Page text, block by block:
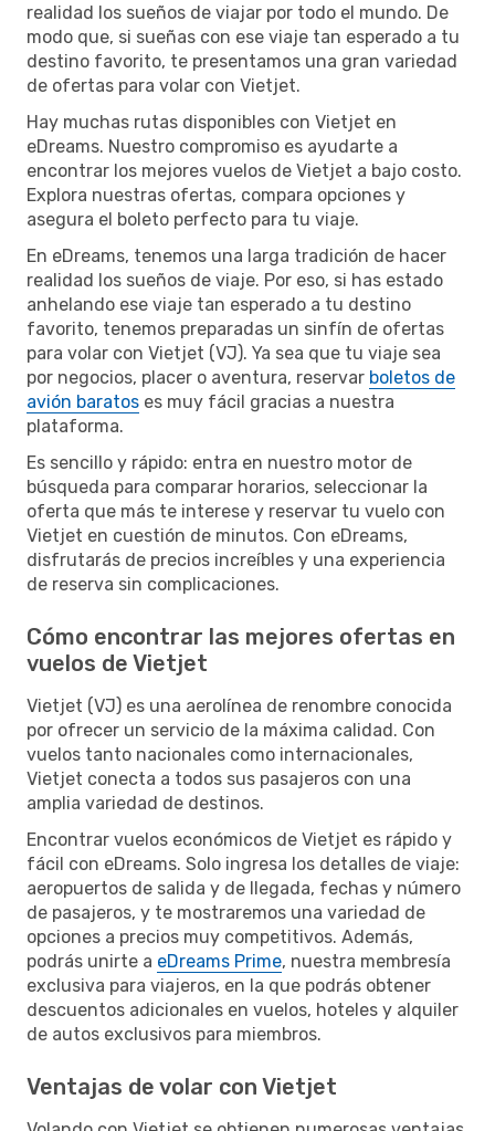
realidad los sueños de viajar por todo el mundo. De
modo que, si sueñas con ese viaje tan esperado a tu
destino favorito, te presentamos una gran variedad
de ofertas para volar con Vietjet.
Hay muchas rutas disponibles con Vietjet en
eDreams. Nuestro compromiso es ayudarte a
encontrar los mejores vuelos de Vietjet a bajo costo.
Explora nuestras ofertas, compara opciones y
asegura el boleto perfecto para tu viaje.
En eDreams, tenemos una larga tradición de hacer
realidad los sueños de viaje. Por eso, si has estado
anhelando ese viaje tan esperado a tu destino
favorito, tenemos preparadas un sinfín de ofertas
para volar con Vietjet (VJ). Ya sea que tu viaje sea
por negocios, placer o aventura, reservar boletos de
avión baratos es muy fácil gracias a nuestra
plataforma.
Es sencillo y rápido: entra en nuestro motor de
búsqueda para comparar horarios, seleccionar la
oferta que más te interese y reservar tu vuelo con
Vietjet en cuestión de minutos. Con eDreams,
disfrutarás de precios increíbles y una experiencia
de reserva sin complicaciones.
Cómo encontrar las mejores ofertas en
vuelos de Vietjet
Vietjet (VJ) es una aerolínea de renombre conocida
por ofrecer un servicio de la máxima calidad. Con
vuelos tanto nacionales como internacionales,
Vietjet conecta a todos sus pasajeros con una
amplia variedad de destinos.
Encontrar vuelos económicos de Vietjet es rápido y
fácil con eDreams. Solo ingresa los detalles de viaje:
aeropuertos de salida y de llegada, fechas y número
de pasajeros, y te mostraremos una variedad de
opciones a precios muy competitivos. Además,
podrás unirte a eDreams Prime, nuestra membresía
exclusiva para viajeros, en la que podrás obtener
descuentos adicionales en vuelos, hoteles y alquiler
de autos exclusivos para miembros.
Ventajas de volar con Vietjet